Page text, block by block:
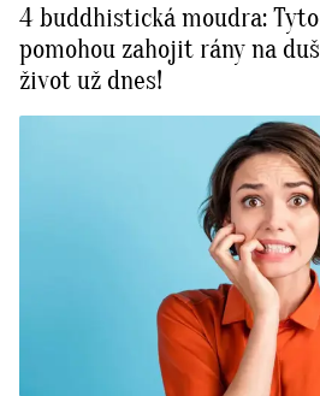
4 buddhistická moudra:
pomohou zahojit rány na
život už dnes!